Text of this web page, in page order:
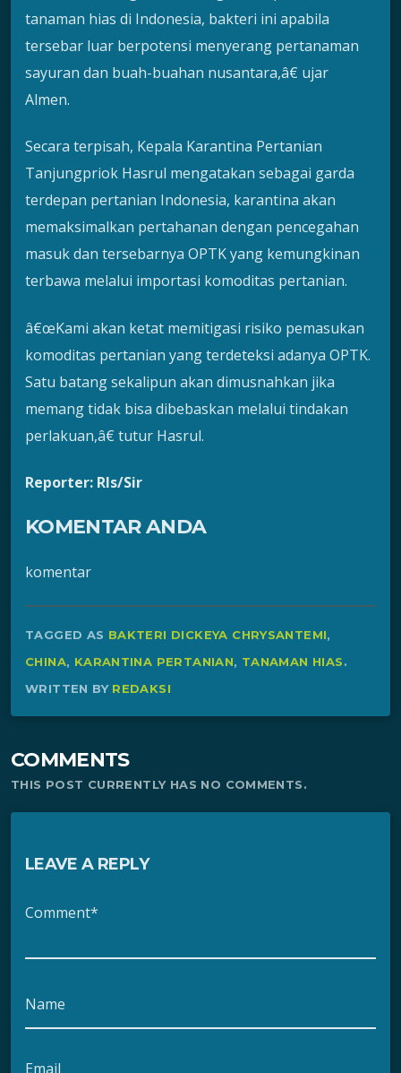
tanaman hias di Indonesia, bakteri ini apabila
tersebar luar berpotensi menyerang pertanaman
sayuran dan buah-buahan nusantara,â€ ujar
Almen.
Secara terpisah, Kepala Karantina Pertanian
Tanjungpriok Hasrul mengatakan sebagai garda
terdepan pertanian Indonesia, karantina akan
memaksimalkan pertahanan dengan pencegahan
masuk dan tersebarnya OPTK yang kemungkinan
terbawa melalui importasi komoditas pertanian.
â€œKami akan ketat memitigasi risiko pemasukan
komoditas pertanian yang terdeteksi adanya OPTK.
Satu batang sekalipun akan dimusnahkan jika
memang tidak bisa dibebaskan melalui tindakan
perlakuan,â€ tutur Hasrul.
Reporter: Rls/Sir
KOMENTAR ANDA
komentar
TAGGED AS BAKTERI DICKEYA CHRYSANTEMI,
CHINA, KARANTINA PERTANIAN, TANAMAN HIAS.
WRITTEN BY REDAKSI
COMMENTS
THIS POST CURRENTLY HAS NO COMMENTS.
LEAVE A REPLY
Comment*
Name
Email